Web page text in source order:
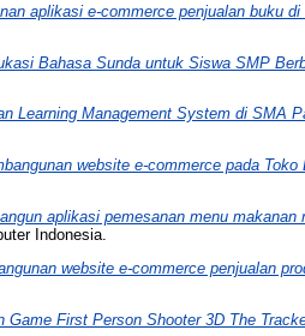
aplikasi e-commerce penjualan buku
Bahasa Sunda untuk Siswa SMP
Learning Management System di SMA
website e-commerce pada Toko
aplikasi pemesanan menu
Indonesia.
website e-commerce penjualan
Game First Person Shooter 3D The